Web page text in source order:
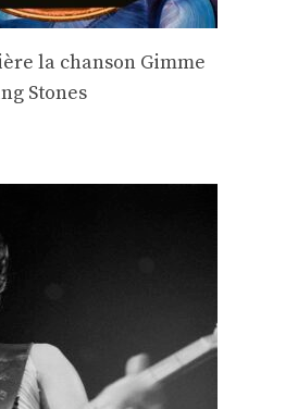
la chanson Gimme
Stones